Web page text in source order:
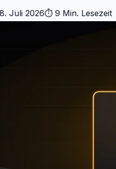
8. Juli 2026⏱ 9 Min. Lesezeit